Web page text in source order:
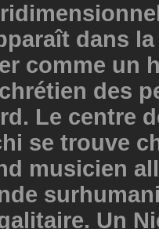
dans
comme un
des
Le centre
se trouve
musicien
Un